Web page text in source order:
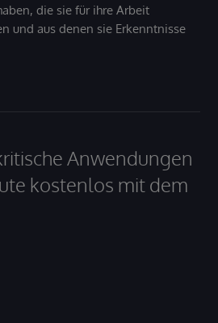
die sie für ihre Arbeit
und aus denen sie Erkenntnisse
Anwendungen
kostenlos mit dem